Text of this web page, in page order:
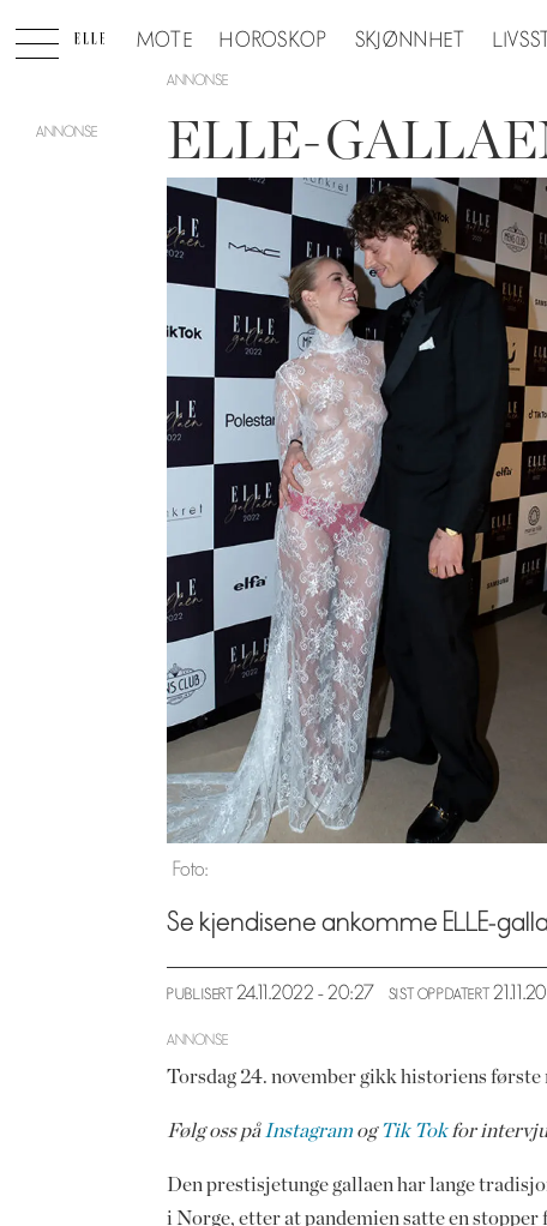
MOTE HOROSKOP SKJØNNHET
ANNONSE
ELLE-
Foto:
Se kjendisene ankomme ELLE-
PUBLISERT 24.11.2022 - 20:27 SIST OPPDATERT
ANNONSE
Torsdag 24. november gikk historiens
Følg oss på InstagramogTik Tokfor
Den prestisjetunge gallaen har lange
i Norge, etter at pandemien satte en